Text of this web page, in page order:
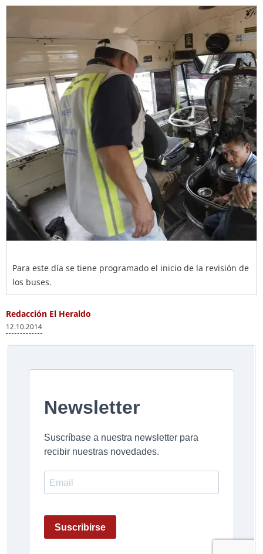
Para este día se tiene programado el inicio de la revisión de
los buses.
Redacción El Heraldo
12.10.2014